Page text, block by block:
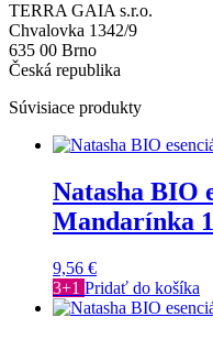
TERRA GAIA s.r.o.
Chvalovka 1342/9
635 00 Brno
Česká republika
Súvisiace produkty
Natasha BIO
Mandarínka
9,56 €
3+1 Pridať do košíka